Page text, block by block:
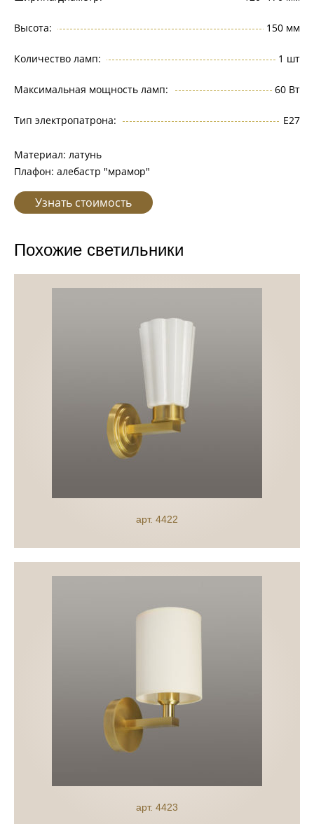
Высота: 150 мм
Количество ламп: 1 шт
Максимальная мощность ламп: 60 Вт
Тип электропатрона: Е27
Материал: латунь
Плафон: алебастр "мрамор"
Узнать стоимость
Похожие светильники
арт. 4422
арт. 4423